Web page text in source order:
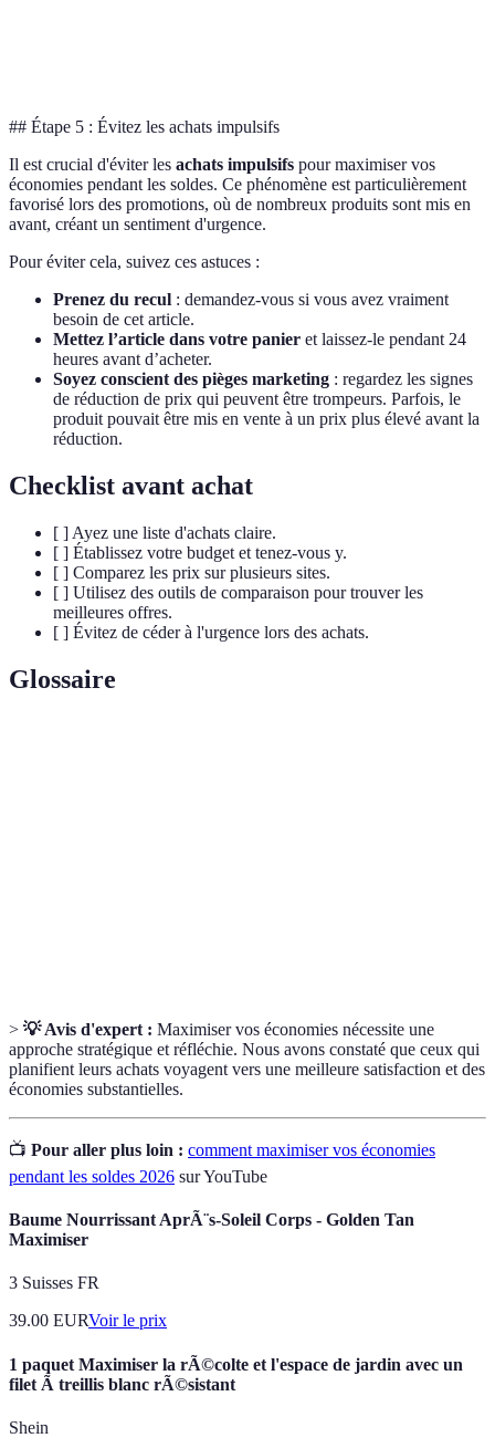
## Étape 5 : Évitez les achats impulsifs
Il est crucial d'éviter les achats impulsifs pour maximiser vos
économies pendant les soldes. Ce phénomène est particulièrement
favorisé lors des promotions, où de nombreux produits sont mis en
avant, créant un sentiment d'urgence.
Pour éviter cela, suivez ces astuces :
Prenez du recul : demandez-vous si vous avez vraiment
besoin de cet article.
Mettez l’article dans votre panier et laissez-le pendant 24
heures avant d’acheter.
Soyez conscient des pièges marketing : regardez les signes
de réduction de prix qui peuvent être trompeurs. Parfois, le
produit pouvait être mis en vente à un prix plus élevé avant la
réduction.
Checklist avant achat
[ ] Ayez une liste d'achats claire.
[ ] Établissez votre budget et tenez-vous y.
[ ] Comparez les prix sur plusieurs sites.
[ ] Utilisez des outils de comparaison pour trouver les
meilleures offres.
[ ] Évitez de céder à l'urgence lors des achats.
Glossaire
> 💡 Avis d'expert : Maximiser vos économies nécessite une
approche stratégique et réfléchie. Nous avons constaté que ceux qui
planifient leurs achats voyagent vers une meilleure satisfaction et des
économies substantielles.
📺 Pour aller plus loin : comment maximiser vos économies
pendant les soldes 2026 sur YouTube
Baume Nourrissant AprÃ¨s-Soleil Corps - Golden Tan
Maximiser
3 Suisses FR
39.00 EURVoir le prix
1 paquet Maximiser la rÃ©colte et l'espace de jardin avec un
filet Ã treillis blanc rÃ©sistant
Shein